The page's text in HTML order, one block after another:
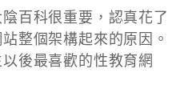
百科很重要，認真花了
整個架構起來的原因。
後最喜歡的性教育網